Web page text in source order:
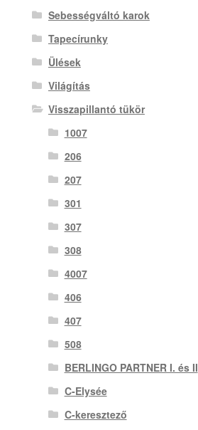
Sebességváltó karok
Tapecírunky
Ülések
Világítás
Visszapillantó tükör
1007
206
207
301
307
308
4007
406
407
508
BERLINGO PARTNER I. és II
C-Elysée
C-keresztező